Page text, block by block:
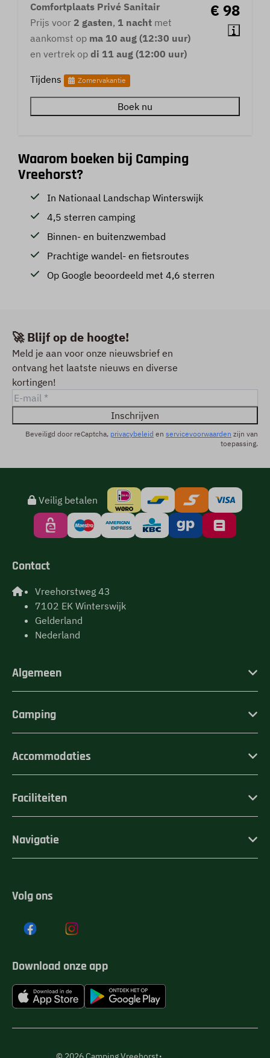
€ 98
Comfortplaats Privé Sanitair
Prijs voor 2 gasten, 1 nacht met
aankomst op ma 10 aug (12:30 uur)
en vertrek op di 11 aug (12:00 uur)
Tijdens Zomervakantie
Boek nu
Waarom boeken bij Camping
Vreehorst?
In Nationaal Landschap Winterswijk
4,5 sterren camping
Binnen- en buitenzwembad
Prachtige wandel- en fietsroutes
Op Google beoordeeld met 4,6 sterren
🚀 Blijf op de hoogte!
Meld je aan voor onze nieuwsbrief en
ontvang het laatste nieuws en diverse
kortingen!
Inschrijven
Beveiligd door reCaptcha, privacybeleid en servicevoorwaarden zijn van
toepassing.
Veilig betalen
Contact
Vreehorstweg 43
7102 EK Winterswijk
Gelderland
Nederland
Algemeen
Camping
Accommodaties
Faciliteiten
Navigatie
Volg ons
Download onze app